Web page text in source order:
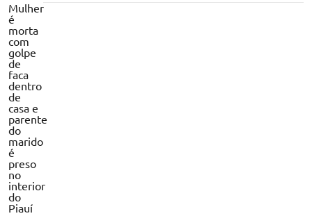
Mulher
é
morta
com
golpe
de
faca
dentro
de
casa e
parente
do
marido
é
preso
no
interior
do
Piauí